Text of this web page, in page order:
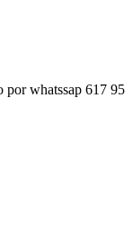
por whatssap 617 95